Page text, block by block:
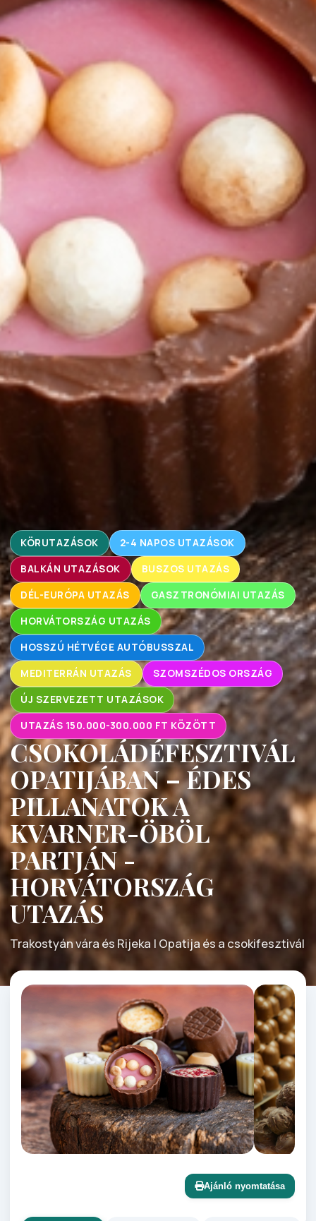
KÖRUTAZÁSOK 2-4 NAPOS UTAZÁSOK
BALKÁN UTAZÁSOK BUSZOS UTAZÁS
DÉL-EURÓPA UTAZÁS GASZTRONÓMIAI UTAZÁS
HORVÁTORSZÁG UTAZÁS
HOSSZÚ HÉTVÉGE AUTÓBUSSZAL
MEDITERRÁN UTAZÁS SZOMSZÉDOS ORSZÁG
ÚJ SZERVEZETT UTAZÁSOK
UTAZÁS 150.000-300.000 FT KÖZÖTT
CSOKOLÁDÉFESZTIVÁL
OPATIJÁBAN – ÉDES
PILLANATOK A
KVARNER-ÖBÖL
PARTJÁN -
HORVÁTORSZÁG
UTAZÁS
Trakostyán vára és Rijeka | Opatija és a csokifesztivál
Ajánló nyomtatása